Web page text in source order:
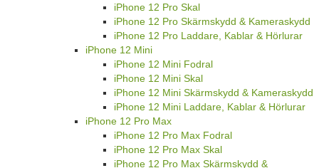
iPhone 12 Pro Skal
iPhone 12 Pro Skärmskydd & Kameraskydd
iPhone 12 Pro Laddare, Kablar & Hörlurar
iPhone 12 Mini
iPhone 12 Mini Fodral
iPhone 12 Mini Skal
iPhone 12 Mini Skärmskydd & Kameraskydd
iPhone 12 Mini Laddare, Kablar & Hörlurar
iPhone 12 Pro Max
iPhone 12 Pro Max Fodral
iPhone 12 Pro Max Skal
iPhone 12 Pro Max Skärmskydd &